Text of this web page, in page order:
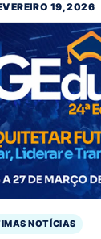
19, 2026
NOTÍCIAS